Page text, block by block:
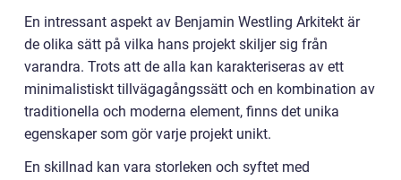
En intressant aspekt av Benjamin Westling Arkitekt är
de olika sätt på vilka hans projekt skiljer sig från
varandra. Trots att de alla kan karakteriseras av ett
minimalistiskt tillvägagångssätt och en kombination av
traditionella och moderna element, finns det unika
egenskaper som gör varje projekt unikt.
En skillnad kan vara storleken och syftet med